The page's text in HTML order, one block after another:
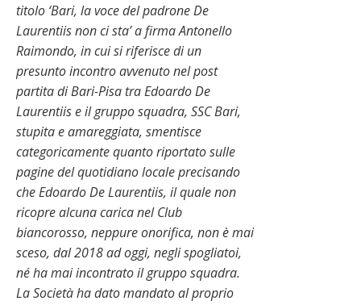
titolo ‘Bari, la voce del padrone De
Laurentiis non ci sta’ a firma Antonello
Raimondo, in cui si riferisce di un
presunto incontro avvenuto nel post
partita di Bari-Pisa tra Edoardo De
Laurentiis e il gruppo squadra, SSC Bari,
stupita e amareggiata, smentisce
categoricamente quanto riportato sulle
pagine del quotidiano locale precisando
che Edoardo De Laurentiis, il quale non
ricopre alcuna carica nel Club
biancorosso, neppure onorifica, non è mai
sceso, dal 2018 ad oggi, negli spogliatoi,
né ha mai incontrato il gruppo squadra.
La Società ha dato mandato al proprio